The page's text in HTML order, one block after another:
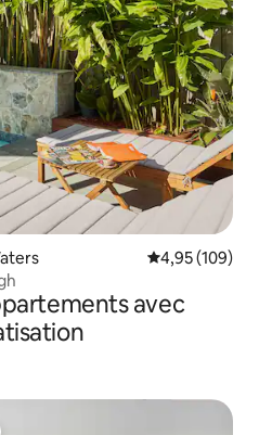
Évaluation
4,95 (109)
avec